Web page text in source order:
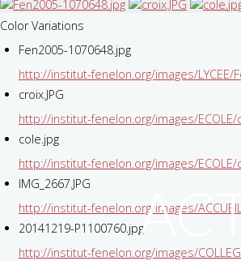
Color Variations
Fen2005-1070648.jpg
http://institut-fenelon.org/images/LYCEE/
croix.JPG
http://institut-fenelon.org/images/ECOLE/
cole.jpg
http://institut-fenelon.org/images/ECOLE/
IMG_2667.JPG
http://institut-fenelon.org/images/
20141219-P1100760.jpg
http://institut-fenelon.org/images/